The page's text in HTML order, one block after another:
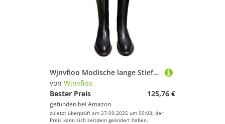
Wjnvfioo Modische lange Stiefel für Damen, spitzer Zehenbereich, kniehoher Schaft, Keilabsatzschuhe
von Wjnvfioo
Bester Preis
125,76 €
gefunden bei Amazon
zuletzt überprüft am 27.09.2025 um 00:03; der
Preis kann sich seitdem geändert haben.